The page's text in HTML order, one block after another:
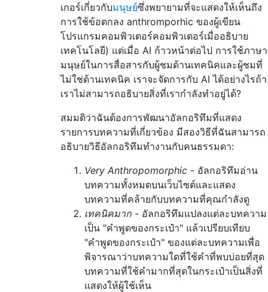
เกอร์เกี่ยวกับมนุษย์ซึ่งพยายามที่จะแสดงให้เห็นถึง
การใช้ข้อตกลง anthromporhic ของผู้เขียน
โปรแกรมคอมพิวเตอร์คอมพิวเตอร์เมื่ออธิบาย
เทคโนโลยี) แต่เมื่อ AI ก้าวหน้าต่อไป การใช้ภาษา
มนุษย์ในการสื่อสารกับผู้ชมด้านเทคนิคและผู้ชมที่
ไม่ใช่ด้านเทคนิค เราจะจัดการกับ AI ได้อย่างไรถ้า
เราไม่สามารถอธิบายสิ่งที่เรากำลังทำอยู่ได้?
สมมติว่าฉันต้องการพัฒนาอัลกอริทึมที่แสดง
รายการบทความที่เกี่ยวข้อง มีสองวิธีที่ฉันสามารถ
อธิบายวิธีอัลกอริทึมทำงานกับคนธรรมดา:
Very Anthropomorphic - อัลกอริทึมอ่าน
บทความทั้งหมดบนเว็บไซต์และแสดง
บทความที่คล้ายกับบทความที่คุณกำลังดู
เทคนิคมาก - อัลกอริทึมแปลงแต่ละบทความ
เป็น "คำพูดของกระเป๋า" แล้วเปรียบเทียบ
"คำพูดของกระเป๋า" ของแต่ละบทความเพื่อ
พิจารณาว่าบทความใดที่ใช้คำที่พบบ่อยที่สุด
บทความที่ใช้คำมากที่สุดในกระเป๋าเป็นสิ่งที่
แสดงให้ผู้ใช้เห็น